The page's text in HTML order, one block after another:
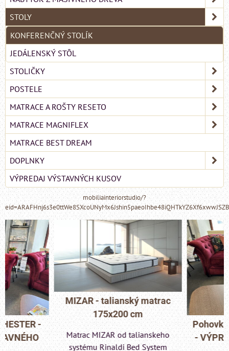
STOLY
KONFERENČNÝ STOLÍK
JEDÁLENSKÝ STÔL
STOLIČKY
POSTELE
MATRACE A ROŠTY RESETO
MATRACE MAGNIFLEX
MATRACE BEST DREAM
DOPLNKY
VÝPREDAJ VÝSTAVNÝCH KUSOV
mobiliainteriorstudio/?
MIZAR - talianský matrac
175x200 cm
Matrac MIZAR od talianskeho
systému Rinaldi Bed System
Pohovka LONDON
- VÝPREDAJ